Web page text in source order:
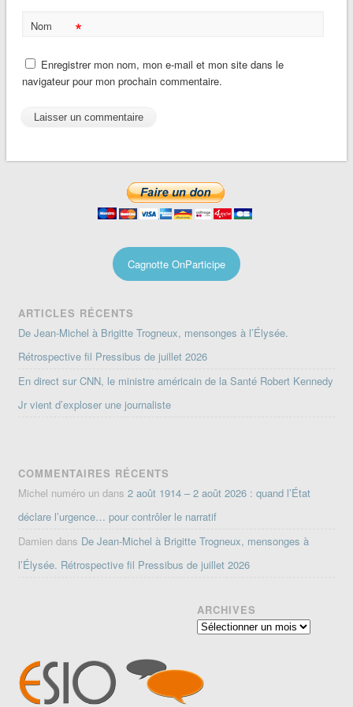
Nom *
Enregistrer mon nom, mon e-mail et mon site dans le
navigateur pour mon prochain commentaire.
Cagnotte OnParticipe
ARTICLES RÉCENTS
De Jean-Michel à Brigitte Trogneux, mensonges à l’Élysée.
Rétrospective fil Pressibus de juillet 2026
En direct sur CNN, le ministre américain de la Santé Robert Kennedy
Jr vient d’exploser une journaliste
COMMENTAIRES RÉCENTS
Michel numéro un dans2 août 1914 – 2 août 2026 : quand l’État
déclare l’urgence… pour contrôler le narratif
Damien dans De Jean-Michel à Brigitte Trogneux, mensonges à
l’Élysée. Rétrospective fil Pressibus de juillet 2026
ARCHIVES
Archives